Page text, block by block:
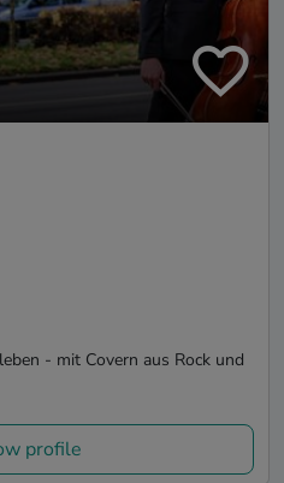
- mit Covern aus Rock und
profile